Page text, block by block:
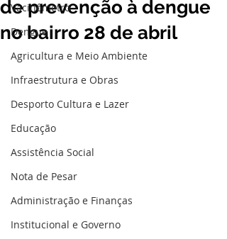
Vacinômetro
Dengue
Agricultura e Meio Ambiente
Infraestrutura e Obras
Desporto Cultura e Lazer
Educação
Assistência Social
Nota de Pesar
Administração e Finanças
Institucional e Governo
de prevenção à dengue
no bairro 28 de abril